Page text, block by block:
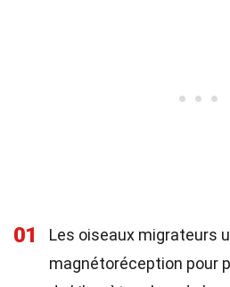
01
Les oiseaux migrateurs
magnétoréception pour